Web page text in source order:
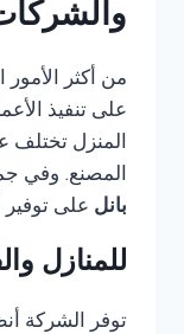
من أكثر الأمور
على تنفيذ
المنزل تختلف
المصنع. وفي
بانل على
للمنازل
توفر الشركة